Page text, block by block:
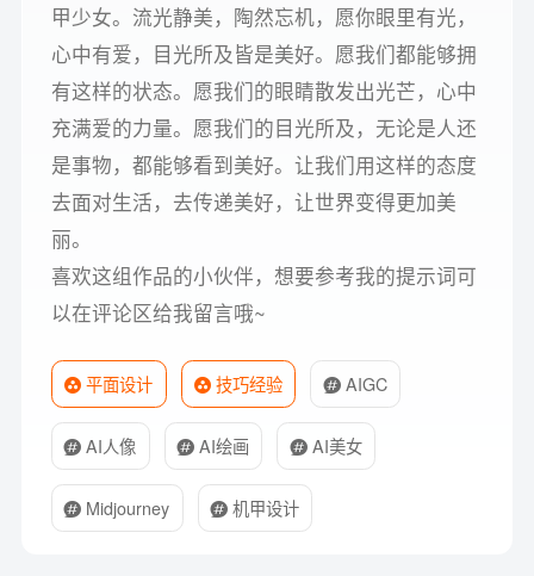
甲少女。流光静美，陶然忘机，愿你眼里有光，
心中有爱，目光所及皆是美好。愿我们都能够拥
有这样的状态。愿我们的眼睛散发出光芒，心中
充满爱的力量。愿我们的目光所及，无论是人还
是事物，都能够看到美好。让我们用这样的态度
去面对生活，去传递美好，让世界变得更加美
丽。
喜欢这组作品的小伙伴，想要参考我的提示词可
以在评论区给我留言哦~
平面设计 技巧经验 AIGC
AI人像 AI绘画 AI美女
Midjourney 机甲设计